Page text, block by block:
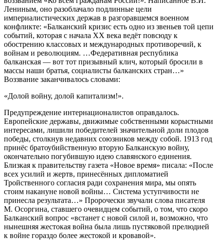
Лениным, оно разоблачало подлинные цели
империалистических держав в разгоравшемся военном
конфликте: «Балканский кризис есть одно из звеньев той цепи
событий, которая с начала ХХ века ведёт повсюду к
обострению классовых и международных противоречий, к
войнам и революциям. …Федеративная республика
балканская — вот тот призывный клич, который бросили в
массы наши братья, социалисты балканских стран…»
Воззвание заканчивалось словами:
«Долой войну, долой капитализм!».
Предупреждение интернационалистов оправдалось.
Европейские державы, движимые собственными корыстными
интересами, лишили победителей значительной доли плодов
победы, столкнув недавних союзников между собой. 1913 год
принёс братоубийственную вторую Балканскую войну,
окончательно погубившую идею славянского единения.
Близкая к правительству газета «Новое время» писала: «После
всех усилий и жертв, принесённых дипломатией
Тройственного согласия ради сохранения мира, мы опять
стоим накануне новой войны… Система уступчивости не
принесла результата…» Пророчески звучали слова писателя
М. Осоргина, ставшего очевидцем событий, о том, что скоро
Балканский вопрос «встанет с новой силой и, возможно, что
нынешняя жестокая война была лишь пустяковой прелюдией
к войне гораздо более жестокой и кровавой».